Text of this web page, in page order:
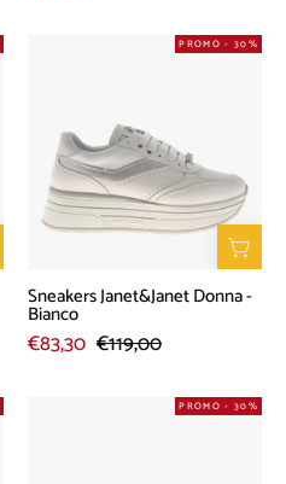
Sneakers
-
Bianco
PROMO - 30%
Sneakers Janet&Janet Donna -
Bianco
€83,30 €119,00
Sandalo
PROMO - 30%